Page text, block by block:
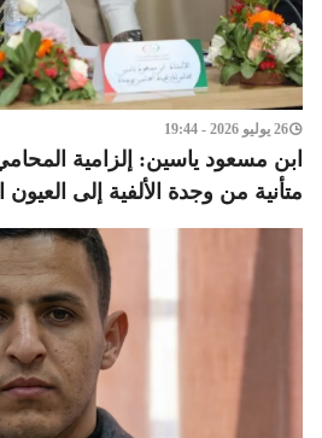
26 يوليو 2026 - 19:44
ابن مسعود ياسين: إلزامية
متأنية من وجدة الألفية إلى العيون